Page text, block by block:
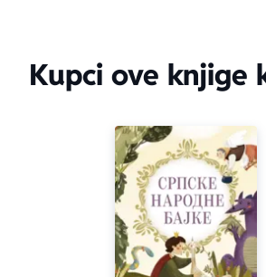
Kupci ove knjige